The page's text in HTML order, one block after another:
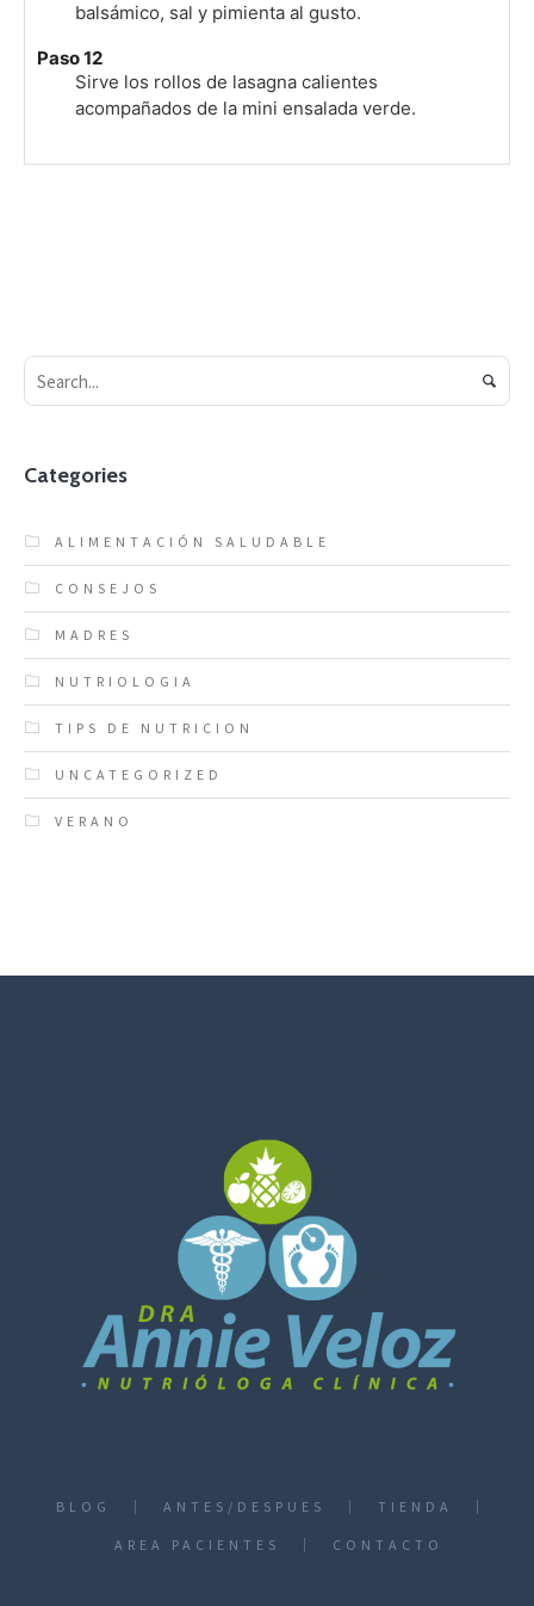
balsámico, sal y pimienta al gusto.
Paso 12
Sirve los rollos de lasagna calientes
acompañados de la mini ensalada verde.
Categories
ALIMENTACIÓN SALUDABLE
CONSEJOS
MADRES
NUTRIOLOGIA
TIPS DE NUTRICION
UNCATEGORIZED
VERANO
BLOG ANTES/DESPUES TIENDA
AREA PACIENTES CONTACTO